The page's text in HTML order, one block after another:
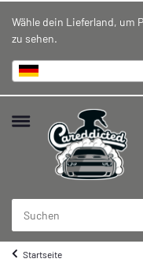
Wähle dein Lieferland, um
zu sehen.
Startseite